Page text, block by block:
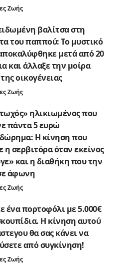
Ζωής
βαλίτσα στη
του παππού: Το μυστικό
μετά από 20
και άλλαξε την μοίρα
οικογένειας
Ζωής
ηλικιωμένος που
πάντα 5 ευρώ
Η κίνηση που
η σερβιτόρα όταν εκείνος
και η διαθήκη που την
άφωνη
Ζωής
ένα πορτοφόλι με 5.000€
Η κίνηση αυτού
θα σας κάνει να
από συγκίνηση!
Ζωής